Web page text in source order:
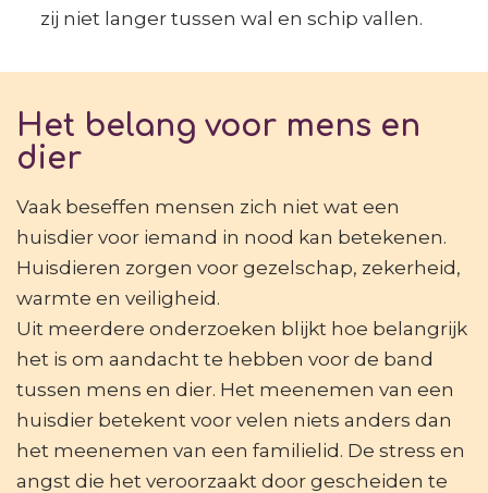
zij niet langer tussen wal en schip vallen.
Het belang voor mens en
dier
Vaak beseffen mensen zich niet wat een
huisdier voor iemand in nood kan betekenen.
Huisdieren zorgen voor gezelschap, zekerheid,
warmte en veiligheid.
Uit meerdere onderzoeken blijkt hoe belangrijk
het is om aandacht te hebben voor de band
tussen mens en dier. Het meenemen van een
huisdier betekent voor velen niets anders dan
het meenemen van een familielid. De stress en
angst die het veroorzaakt door gescheiden te